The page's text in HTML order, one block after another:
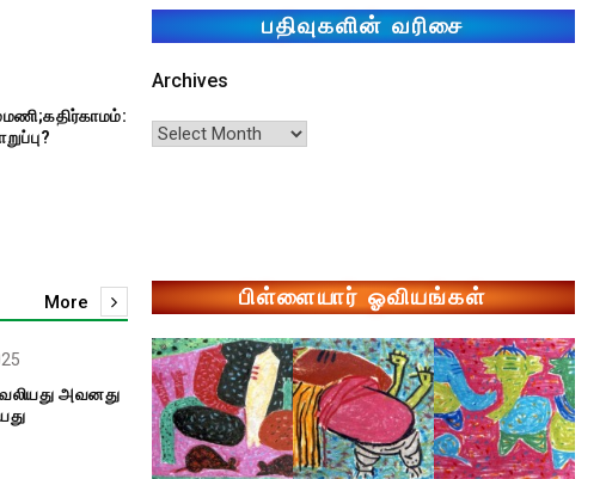
பதிவுகளின் வரிசை
Archives
More
அவனது
பிள்ளையார் ஓவியங்கள்